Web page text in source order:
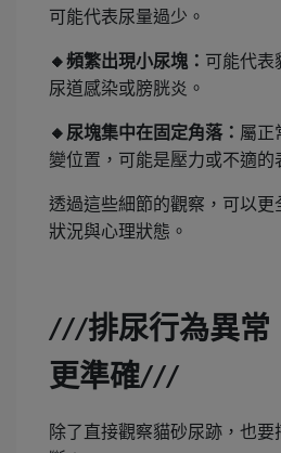
可能代表尿量過少。
🔸頻繁出現小尿塊： 可能代表
尿道感染或膀胱炎。
🔸 尿塊集中在固定角落： 屬正
變位置，可能是壓力或不適的
透過這些細節的觀察，可以更
狀況與心理狀態。
///排尿行為異常
更準確///
除了直接觀察貓砂尿跡，也要